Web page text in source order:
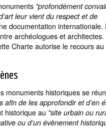
"profondément
leur vient du respect et de
documentation internationale.
archéologues et architectes.
Charte autorise le recours au
monuments historiques se
afin de les approfondir et d’en
historique au "site urbain ou
ou d’un évènement